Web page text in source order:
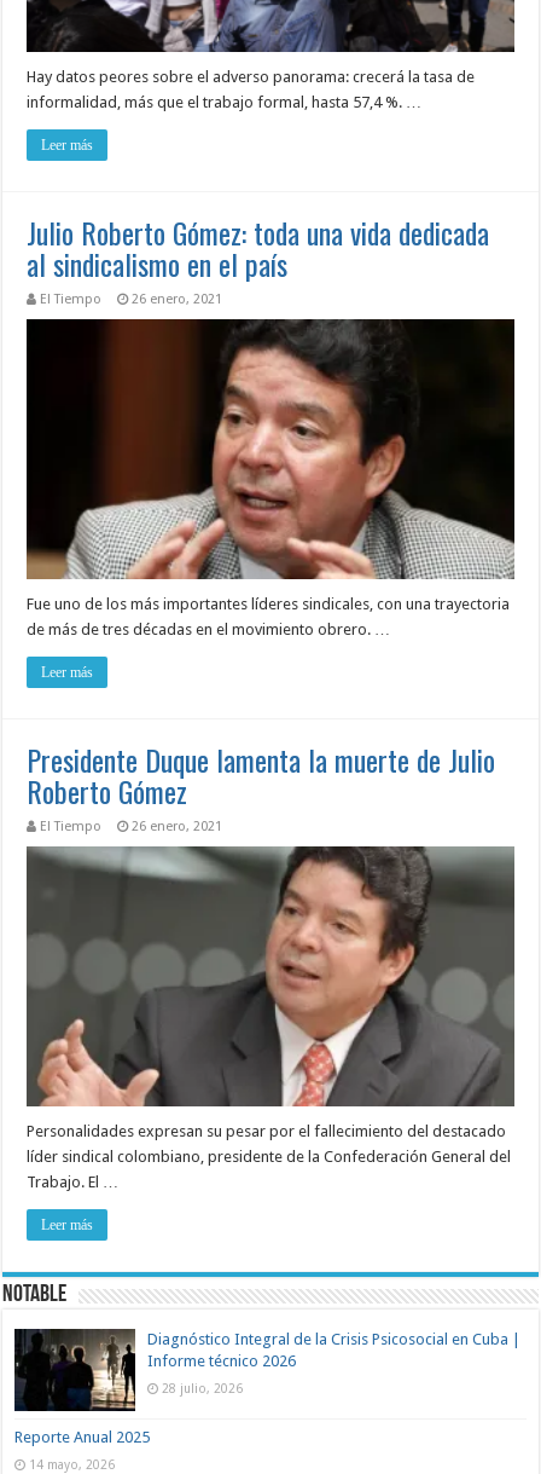
Hay datos peores sobre el adverso panorama: crecerá la tasa de
informalidad, más que el trabajo formal, hasta 57,4 %. …
Leer más
Julio Roberto Gómez: toda una vida dedicada
al sindicalismo en el país
El Tiempo 26 enero, 2021
Fue uno de los más importantes líderes sindicales, con una trayectoria
de más de tres décadas en el movimiento obrero. …
Leer más
Presidente Duque lamenta la muerte de Julio
Roberto Gómez
El Tiempo 26 enero, 2021
Personalidades expresan su pesar por el fallecimiento del destacado
líder sindical colombiano, presidente de la Confederación General del
Trabajo. El …
Leer más
NOTABLE
Diagnóstico Integral de la Crisis Psicosocial en Cuba |
Informe técnico 2026
28 julio, 2026
Reporte Anual 2025
14 mayo, 2026